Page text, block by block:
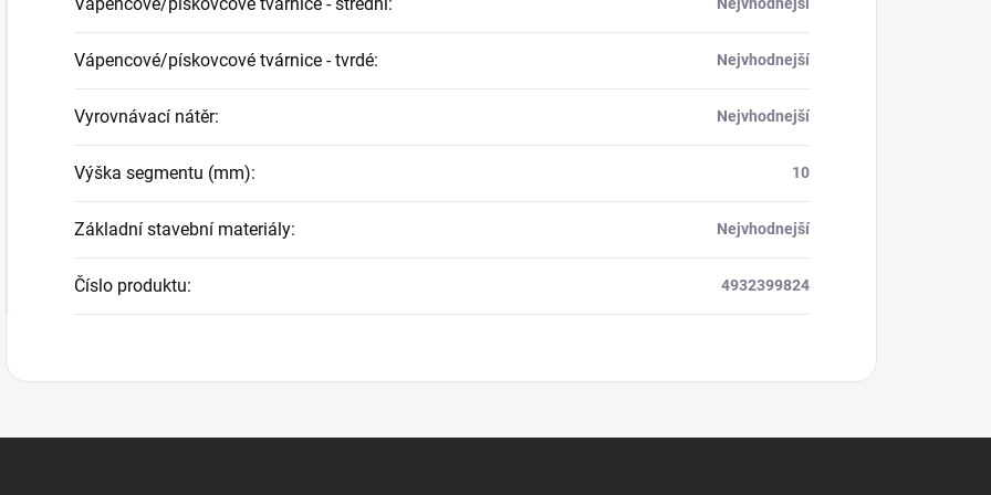
Vápencové/pískovcové tvárnice - tvrdé: Nejvhodnejší
Vyrovnávací nátěr: Nejvhodnejší
Výška segmentu (mm): 10
Základní stavební materiály: Nejvhodnejší
Číslo produktu: 4932399824